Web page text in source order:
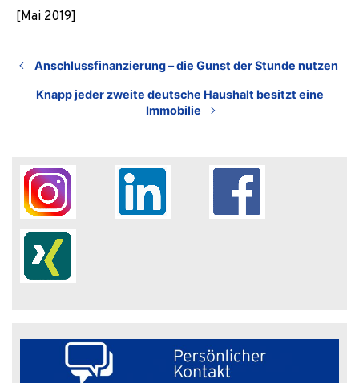
[Mai 2019]
Anschlussfinanzierung – die Gunst der Stunde nutzen
Knapp jeder zweite deutsche Haushalt besitzt eine
Immobilie